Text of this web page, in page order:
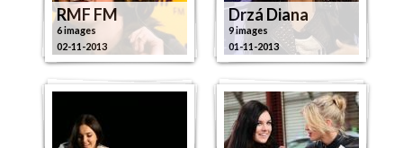
RMF FM
6 images
02-11-2013
Drzá Diana
9 images
01-11-2013